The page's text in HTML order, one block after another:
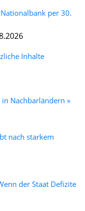
per 30.
Inhalte
Nachbarländern »
nach starkem
der Staat Defizite